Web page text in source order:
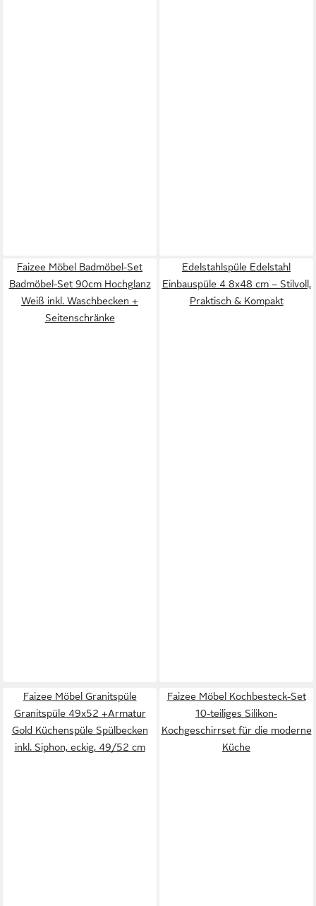
Faizee Möbel Badmöbel-Set
Badmöbel-Set 90cm Hochglanz
Weiß inkl. Waschbecken +
Seitenschränke
Edelstahlspüle Edelstahl
Einbauspüle 4 8x48 cm – Stilvoll,
Praktisch & Kompakt
Faizee Möbel Granitspüle
Granitspüle 49x52 +Armatur
Gold Küchenspüle Spülbecken
inkl. Siphon, eckig, 49/52 cm
Faizee Möbel Kochbesteck-Set
10-teiliges Silikon-
Kochgeschirrset für die moderne
Küche